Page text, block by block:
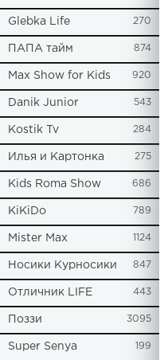
Glebka Life 270
ПАПА тайм 874
Max Show for Kids 920
Danik Junior 543
Kostik Tv 284
Илья и Картонка 275
Kids Roma Show 686
KiKiDo 789
Mister Max 1124
Носики Курносики 847
Отличник LIFE 443
Поззи 3095
Super Senya 199